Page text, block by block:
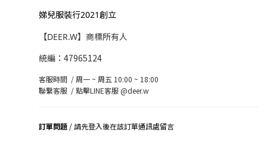
娣兒服裝行2021創立
【DEER.W】商標所有人
統編：47965124
客服時間 / 周一 ~ 周五 10:00 ~ 18:00
聯繫客服 /點擊LINE客服 @deer.w
訂單問題 / 請先登入後在該訂單通訊處留言